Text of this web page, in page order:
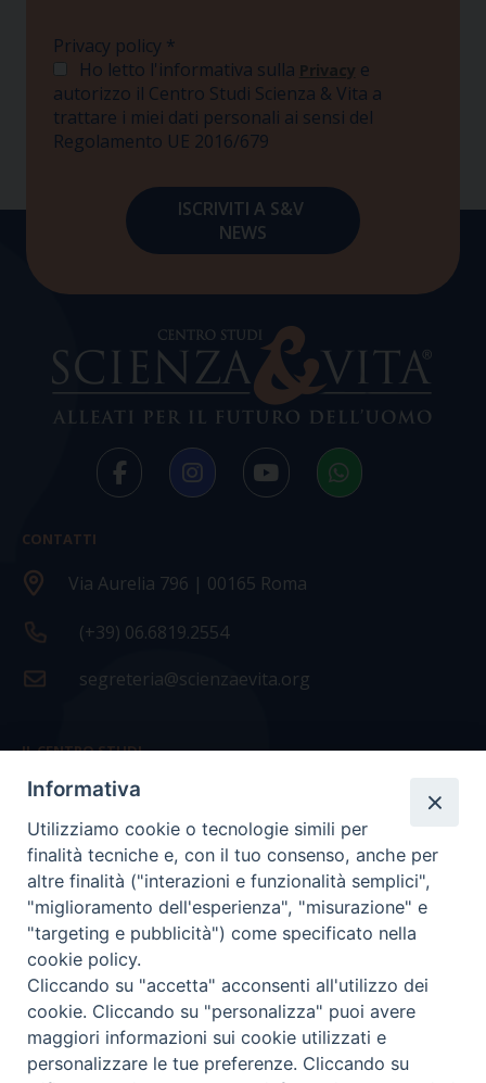
Privacy policy *
Ho letto l'informativa sulla Privacy e
autorizzo il Centro Studi Scienza & Vita a
trattare i miei dati personali ai sensi del
Regolamento UE 2016/679
CONTATTI
Via Aurelia 796 | 00165 Roma
(+39) 06.6819.2554
segreteria@scienzaevita.org
IL CENTRO STUDI
La nostra storia
Statuto
Presidenza e ufficio presidenza
Consiglio scientifico
Coordinamento nazionale
Informativa
Utilizziamo cookie o tecnologie simili per
finalità tecniche e, con il tuo consenso, anche per
altre finalità ("interazioni e funzionalità semplici",
"miglioramento dell'esperienza", "misurazione" e
"targeting e pubblicità") come specificato nella
cookie policy.
Cliccando su "accetta" acconsenti all'utilizzo dei
cookie. Cliccando su "personalizza" puoi avere
maggiori informazioni sui cookie utilizzati e
personalizzare le tue preferenze. Cliccando su